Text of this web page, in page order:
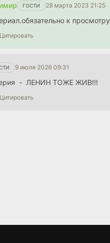
ГОСТИ 28 марта 2023 21:25
к просмотру
Цитировать
9 июля 2026 09:31
- ЛЕНИН ТОЖЕ ЖИВ!!!
Цитировать